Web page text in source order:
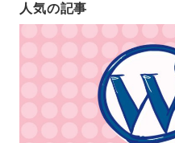
人気の記事